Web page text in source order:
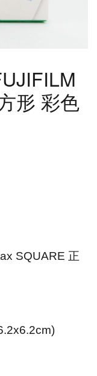
形 彩色
SQUARE 正